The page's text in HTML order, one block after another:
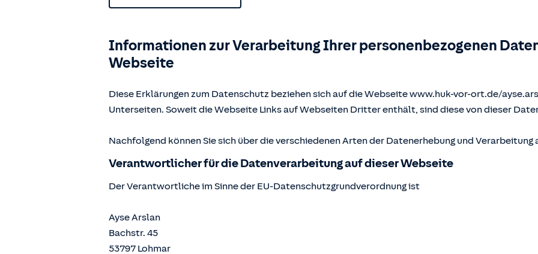
Informationen zur Verarbeitung Ihrer personenbezogenen
Webseite
Diese Erklärungen zum Datenschutz beziehen sich auf die Webseite www.huk-vor-ort.de/
Unterseiten. Soweit die Webseite Links auf Webseiten Dritter enthält, sind diese von dieser
Nachfolgend können Sie sich über die verschiedenen Arten der Datenerhebung und
Verantwortlicher für die Datenverarbeitung auf dieser Webseite
Der Verantwortliche im Sinne der EU-Datenschutzgrundverordnung ist
Ayse Arslan
Bachstr. 45
53797 Lohmar